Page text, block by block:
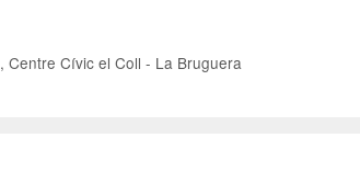
,Centre Cívic el Coll - La Bruguera